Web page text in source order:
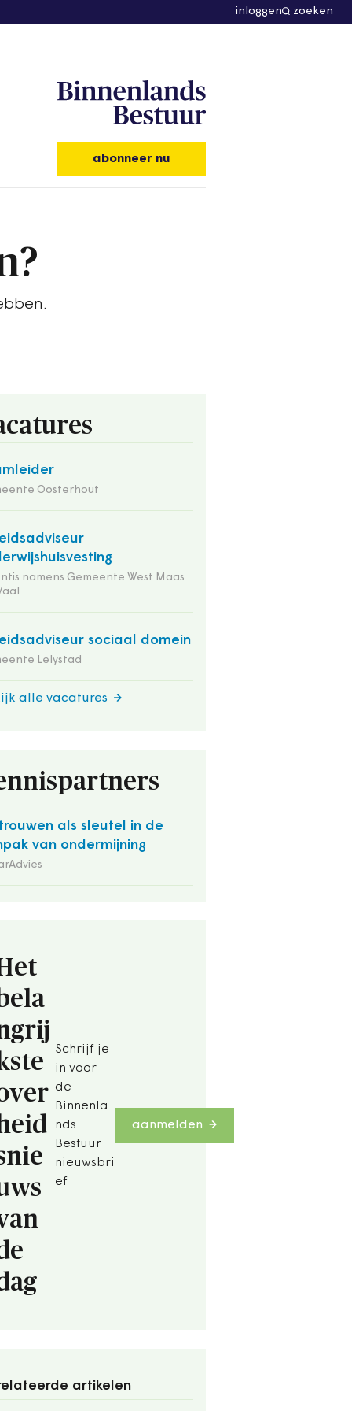
inloggen zoeken
abonneer nu
Oosterhout
namens Gemeente West Maas
sociaal domein
Lelystad
alle vacatures
als sleutel in de
van ondermijning
Schrijf je
in voor
de
Binnenla
nds
Bestuur
nieuwsbri
ef
aanmelden
artikelen